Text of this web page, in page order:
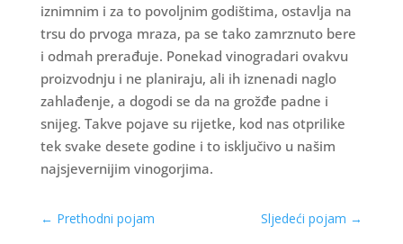
iznimnim i za to povoljnim godištima, ostavlja na
trsu do prvoga mraza, pa se tako zamrznuto bere
i odmah prerađuje. Ponekad vinogradari ovakvu
proizvodnju i ne planiraju, ali ih iznenadi naglo
zahlađenje, a dogodi se da na grožđe padne i
snijeg. Takve pojave su rijetke, kod nas otprilike
tek svake desete godine i to isključivo u našim
najsjevernijim vinogorjima.
← Prethodni pojam Sljedeći pojam →